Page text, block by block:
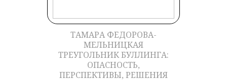
ТАМАРА ФЕДОРОВА-
МЕЛЬНИЦКАЯ
ТРЕУГОЛЬНИК БУЛЛИНГА:
ОПАСНОСТЬ,
ПЕРСПЕКТИВЫ, РЕШЕНИЯ